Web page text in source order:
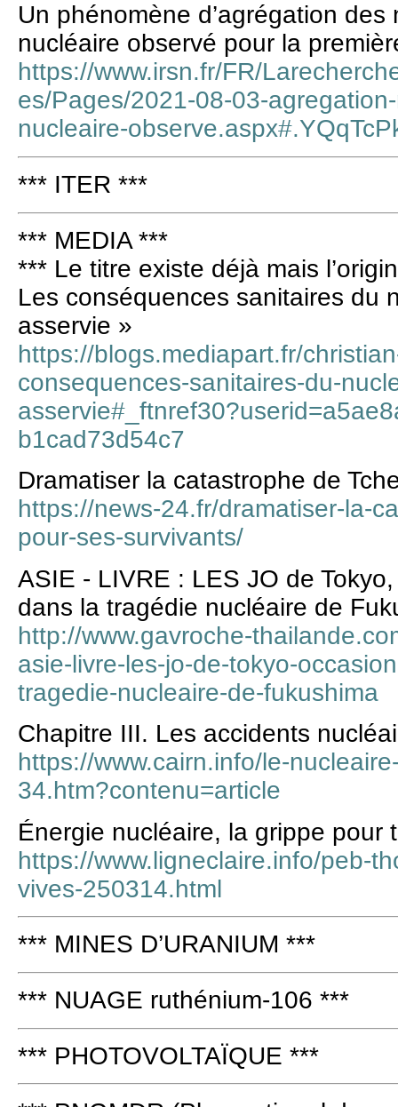
Un phénomène d’agrégation
nucléaire observé pour la
https://www.irsn.fr/FR/
es/Pages/2021-08-03-
nucleaire-
*** ITER ***
*** MEDIA ***
*** Le titre existe déjà mais
Les conséquences sanitaires du
asservie »
https://blogs.mediapart.fr/
consequences-sanitaires-du-
b1cad73d54c7
Dramatiser la catastrophe de
https://news-24.fr/dramatiser-la-
pour-ses-survivants/
ASIE - LIVRE : LES JO de
dans la tragédie nucléaire de
http://www.gavroche-
asie-livre-les-jo-de-tokyo-
tragedie-nucleaire-de-fukushima
Chapitre III. Les accidents
https://www.cairn.info/le-
34.htm?contenu=article
Énergie nucléaire, la grippe pour
https://www.ligneclaire.info/peb-
vives-250314.html
*** MINES D’URANIUM ***
*** NUAGE ruthénium-106 ***
*** PHOTOVOLTAÏQUE ***